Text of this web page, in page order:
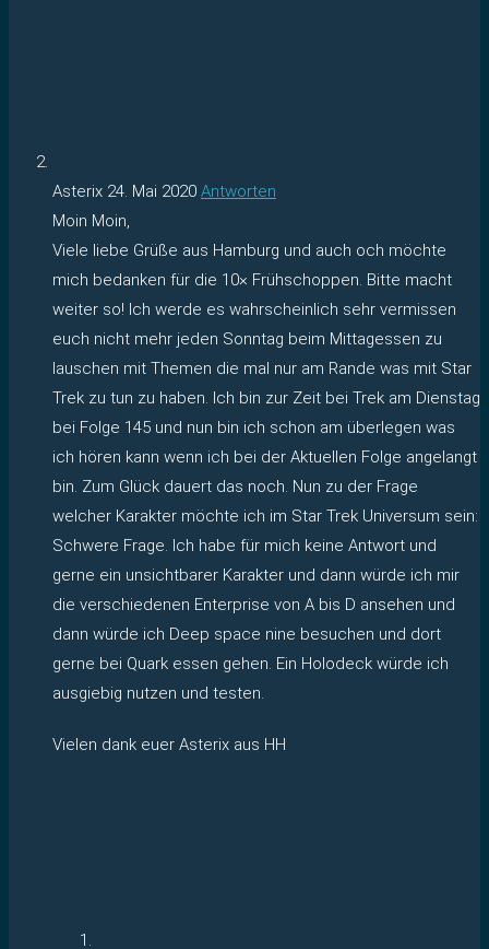
Asterix 24. Mai 2020 Antworten
Moin Moin,
Viele liebe Grüße aus Hamburg und auch och möchte
mich bedanken für die 10× Frühschoppen. Bitte macht
weiter so! Ich werde es wahrscheinlich sehr vermissen
euch nicht mehr jeden Sonntag beim Mittagessen zu
lauschen mit Themen die mal nur am Rande was mit Star
Trek zu tun zu haben. Ich bin zur Zeit bei Trek am Dienstag
bei Folge 145 und nun bin ich schon am überlegen was
ich hören kann wenn ich bei der Aktuellen Folge angelangt
bin. Zum Glück dauert das noch. Nun zu der Frage
welcher Karakter möchte ich im Star Trek Universum sein:
Schwere Frage. Ich habe für mich keine Antwort und
gerne ein unsichtbarer Karakter und dann würde ich mir
die verschiedenen Enterprise von A bis D ansehen und
dann würde ich Deep space nine besuchen und dort
gerne bei Quark essen gehen. Ein Holodeck würde ich
ausgiebig nutzen und testen.
Vielen dank euer Asterix aus HH